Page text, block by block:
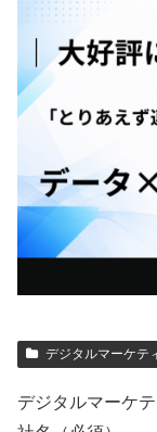
デジタルマーケテ
デジタルマーケ